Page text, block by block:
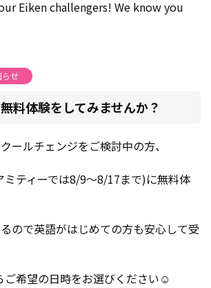
Eiken challengers! We know you
らせ
料体験をしてみませんか？
ールチェンジをご検討中の方、
ミティーでは8/9～8/17まで)に無料体
ので英語がはじめての方も安心して受
ご希望の日時をお選びください☺